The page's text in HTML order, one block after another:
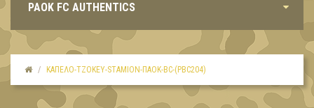
PAOK FC AUTHENTICS
ΚΑΠΈΛΟ-TΖΌΚΕΥ-STAMION-ΠΑΟΚ-BC-(PBC204)